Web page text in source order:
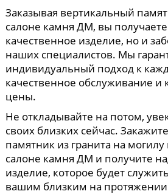
Заказывая вертикальный
салоне камня ДМ, вы
качественное изделие, но и
наших специалистов. Мы
индивидуальный подход к
качественное обслуживание и
цены.
Не откладывайте на потом,
своих близких сейчас.
памятник из гранита на
салоне камня ДМ и получите
изделие, которое будет
вашим близким на протяжении